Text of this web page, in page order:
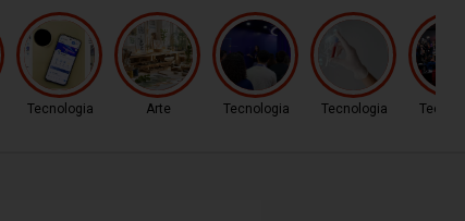
Tecnologia Arte Tecnologia Tecnologia